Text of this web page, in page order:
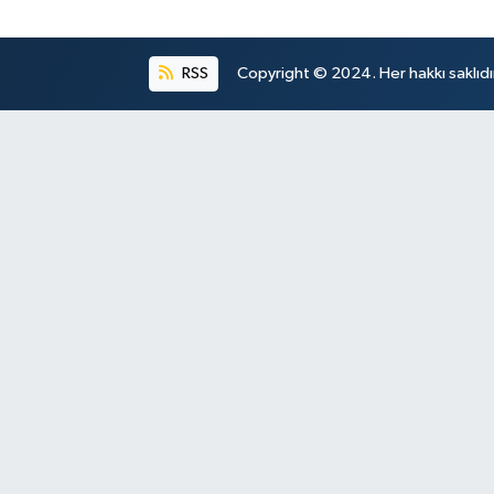
RSS Copyright © 2024. Her hakkı